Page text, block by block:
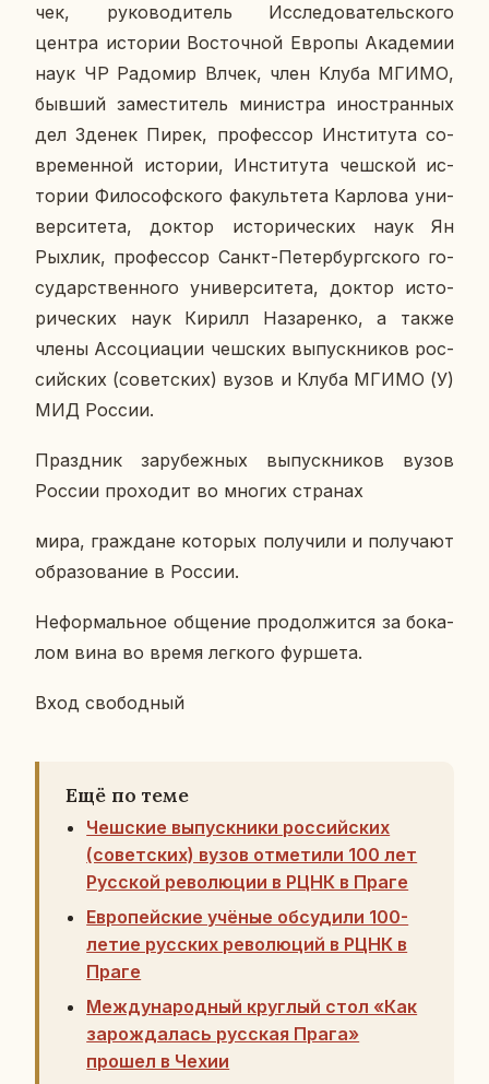
чек, ру­ко­во­ди­тель Ис­сле­до­ва­тель­ско­го
центра ис­то­рии Во­сточ­ной Европы Ака­де­мии
наук ЧР Ра­до­мир Влчек, член Клуба МГИМО,
бывший за­ме­сти­тель ми­ни­стра ино­стран­ных
делЗденек Пирек, про­фес­сор Ин­сти­ту­та со­
вре­мен­ной ис­то­рии, Ин­сти­ту­та чеш­ской ис­
то­рии Фи­ло­соф­ско­го фа­куль­те­та Кар­ло­ва уни­
вер­си­те­та,доктор ис­то­ри­че­ских наук Ян
Рыхлик, про­фес­сор Санкт-Пе­тер­бург­ско­го го­
су­дар­ствен­но­го уни­вер­си­те­та, доктор ис­то­
ри­че­ских наук Кирилл На­за­рен­ко, а также
члены Ас­со­ци­а­ции чеш­ских вы­пуск­ни­ков рос­
сий­ских (со­вет­ских) вузов и Клуба МГИМО (У)
МИД России.
Празд­ник за­ру­беж­ных вы­пуск­ни­ков вузов
России про­хо­дит во многих стра­нах
мира, граж­дане ко­то­рых по­лу­чи­ли и по­лу­ча­ют
об­ра­зо­ва­ние в России.
Нефор­маль­ное об­ще­ние про­дол­жит­ся за бо­ка­
лом вина во время лег­ко­го фур­ше­та.
Вход сво­бод­ный
Ещё по теме
Чешские выпускники российских
(советских) вузов отметили 100 лет
Русской революции в РЦНК в Праге
Европейские учёные обсудили 100-
летие русских революций в РЦНК в
Праге
Международный круглый стол «Как
зарождалась русская Прага»
прошел в Чехии